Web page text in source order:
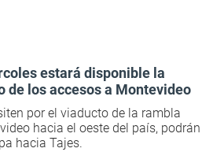
estará disponible la
de los accesos a Montevideo
por el viaducto de la rambla
hacia el oeste del país, podrán
hacia Tajes.